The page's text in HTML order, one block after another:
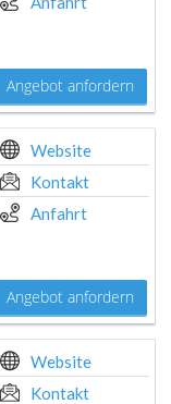
Angebot anfordern
Website
Kontakt
Anfahrt
Angebot anfordern
Website
Kontakt